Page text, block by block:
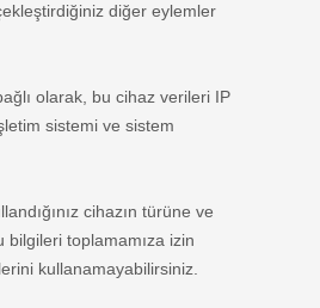
diğer eylemler
olarak, bu cihaz verileri IP
sistemi ve sistem
cihazın türüne ve
toplamamıza izin
kullanamayabilirsiniz.